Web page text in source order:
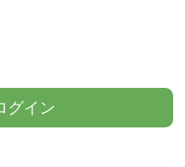
グイン